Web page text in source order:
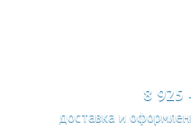
8 925
доставка и